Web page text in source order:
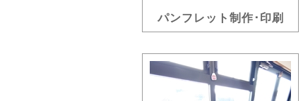
パンフレット制作･印刷